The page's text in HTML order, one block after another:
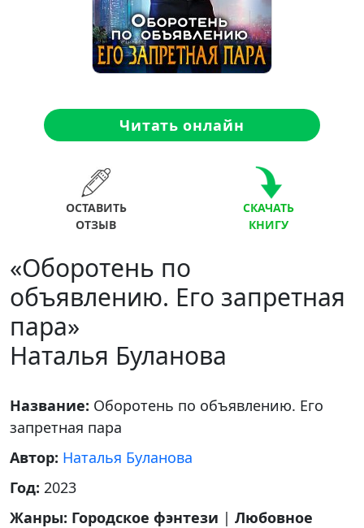
Читать онлайн
ОСТАВИТЬ
ОТЗЫВ
СКАЧАТЬ
КНИГУ
«Оборотень по
объявлению. Его запретная
пара»
Наталья Буланова
Название: Оборотень по объявлению. Его
запретная пара
Автор: Наталья Буланова
Год: 2023
Жанры: Городское фэнтези | Любовное